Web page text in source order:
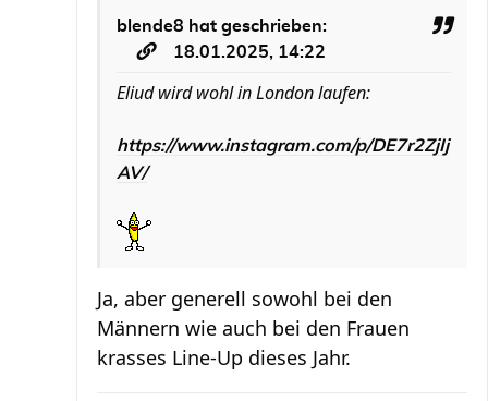
blende8 hat geschrieben:
18.01.2025, 14:22
Eliud wird wohl in London laufen:
https://www.instagram.com/p/DE7r2ZjIj
AV/
Ja, aber generell sowohl bei den
Männern wie auch bei den Frauen
krasses Line-Up dieses Jahr.